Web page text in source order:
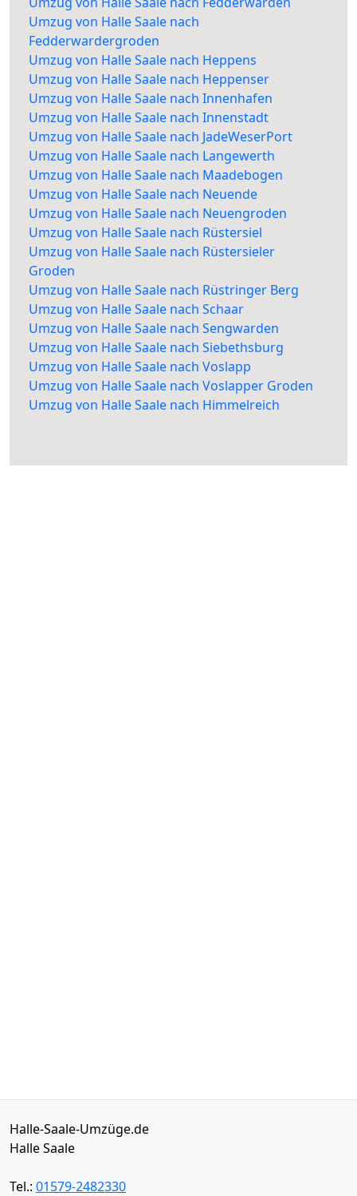
Umzug von Halle Saale nach
Fedderwardergroden
Umzug von Halle Saale nach Heppens
Umzug von Halle Saale nach Heppenser
Umzug von Halle Saale nach Innenhafen
Umzug von Halle Saale nach Innenstadt
Umzug von Halle Saale nach JadeWeserPort
Umzug von Halle Saale nach Langewerth
Umzug von Halle Saale nach Maadebogen
Umzug von Halle Saale nach Neuende
Umzug von Halle Saale nach Neuengroden
Umzug von Halle Saale nach Rüstersiel
Umzug von Halle Saale nach Rüstersieler
Groden
Umzug von Halle Saale nach Rüstringer Berg
Umzug von Halle Saale nach Schaar
Umzug von Halle Saale nach Sengwarden
Umzug von Halle Saale nach Siebethsburg
Umzug von Halle Saale nach Voslapp
Umzug von Halle Saale nach Voslapper Groden
Umzug von Halle Saale nach Himmelreich
Halle-Saale-Umzüge.de
Halle Saale
Tel.: 01579-2482330